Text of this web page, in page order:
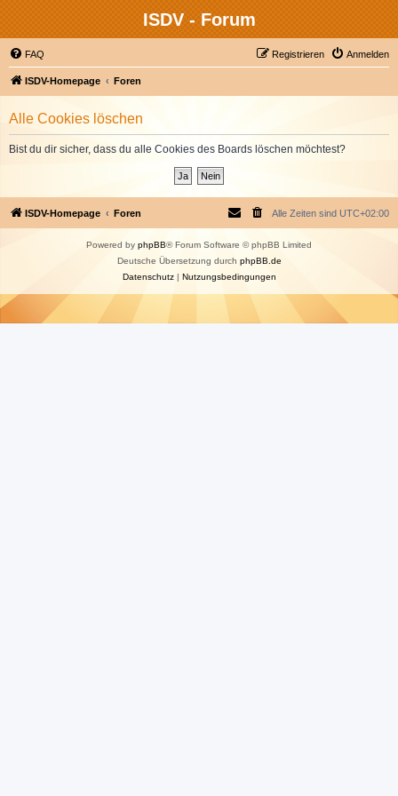
ISDV - Forum
FAQ Anmelden
Registrieren
ISDV-Homepage Foren
Alle Cookies löschen
Bist du dir sicher, dass du alle Cookies des Boards löschen möchtest?
ISDV-Homepage Foren Alle Zeiten sind UTC+02:00
Powered by phpBB® Forum Software © phpBB Limited
Deutsche Übersetzung durch phpBB.de
Datenschutz| Nutzungsbedingungen